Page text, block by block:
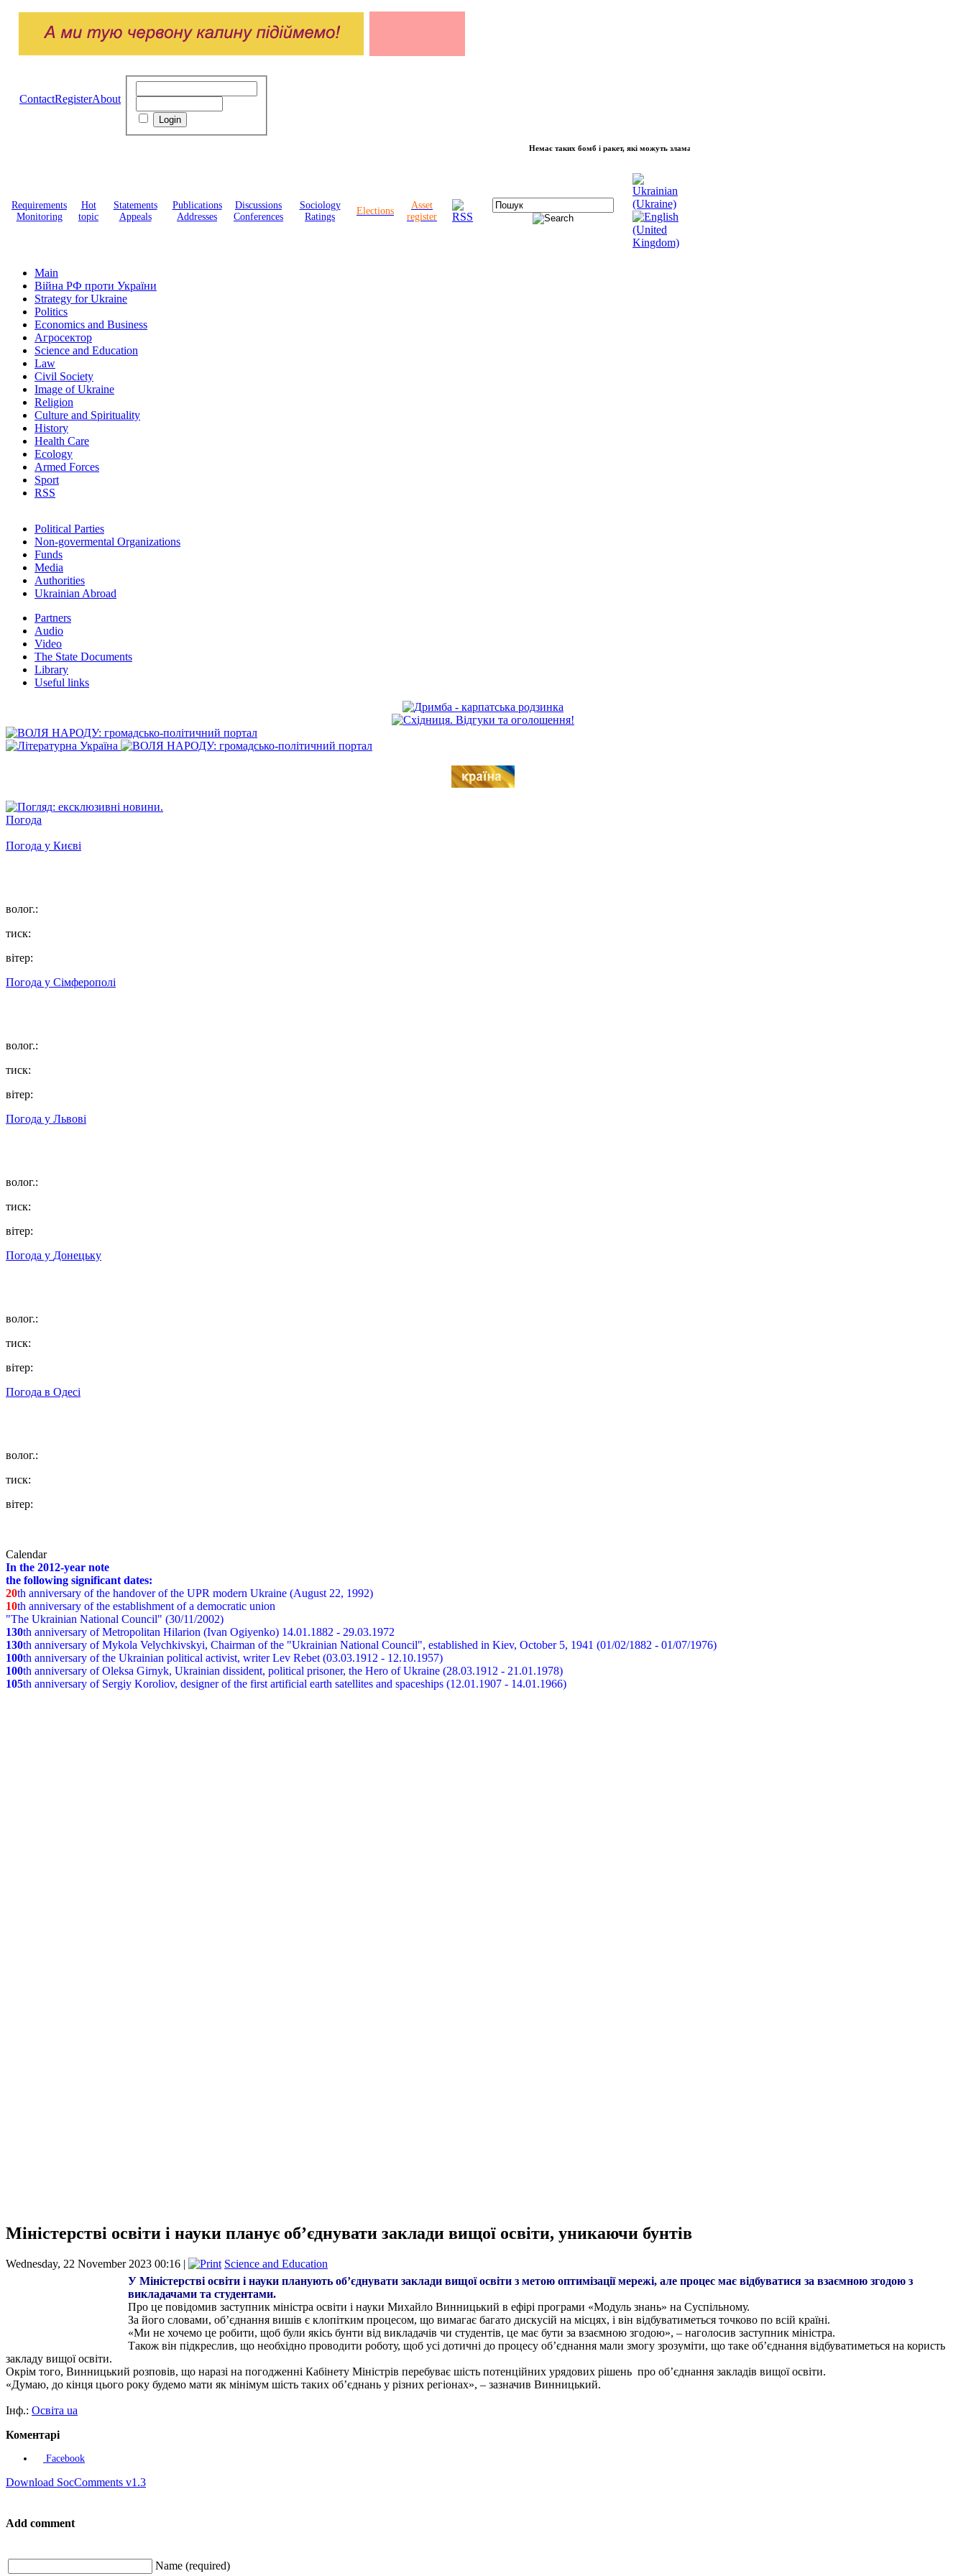
ContactRegisterAbout
Немає таких бомб і ракет, які можуть зламати волю народу, - Президент України Володимир Зеленський
Requirements
Monitoring
Hot
topic
Statements
Appeals
Publications
Addresses
Discussions
Conferences
Sociology
Ratings
Elections
Asset
register
Main
Війна РФ проти України
Strategy for Ukraine
Politics
Economics and Business
Агросектор
Science and Education
Law
Civil Society
Image of Ukraine
Religion
Culture and Spirituality
History
Health Care
Ecology
Armed Forces
Sport
RSS
Political Parties
Non-govermental Organizations
Funds
Мedia
Authorities
Ukrainian Abroad
Partners
Audio
Video
The State Documents
Library
Useful links
Погода
Погода у Києві
волог.:
тиск:
вітер:
Погода у Сімферополі
волог.:
тиск:
вітер:
Погода у Львові
волог.:
тиск:
вітер:
Погода у Донецьку
волог.:
тиск:
вітер:
Погода в Одесі
волог.:
тиск:
вітер:
Calendar
In the 2012-year note
the following significant dates:
20th anniversary of the handover of the UPR modern Ukraine (August 22, 1992)
10th anniversary of the establishment of a democratic union
"The Ukrainian National Council" (30/11/2002)
130th anniversary of Metropolitan Hilarion (Ivan Ogiyenko) 14.01.1882 - 29.03.1972
130th anniversary of Mykola Velychkivskyi, Chairman of the "Ukrainian National Council", established in Kiev, October 5, 1941 (01/02/1882 - 01/07/1976)
100th anniversary of the Ukrainian political activist, writer Lev Rebet (03.03.1912 - 12.10.1957)
100th anniversary of Oleksa Girnyk, Ukrainian dissident, political prisoner, the Hero of Ukraine (28.03.1912 - 21.01.1978)
105th anniversary of Sergiy Koroliov, designer of the first artificial earth satellites and spaceships (12.01.1907 - 14.01.1966)
Міністерстві освіти і науки планує об’єднувати заклади вищої освіти, уникаючи бунтів
Wednesday, 22 November 2023 00:16 |
Science and Education
У Міністерстві освіти і науки планують об’єднувати заклади вищої освіти з метою оптимізації мережі, але процес має відбуватися за взаємною згодою з
викладачами та студентами.
Про це повідомив заступник міністра освіти і науки Михайло Винницький в ефірі програми «Модуль знань» на Суспільному.
За його словами, об’єднання вишів є клопітким процесом, що вимагає багато дискусій на місцях, і він відбуватиметься точково по всій країні.
«Ми не хочемо це робити, щоб були якісь бунти від викладачів чи студентів, це має бути за взаємною згодою», – наголосив заступник міністра.
Також він підкреслив, що необхідно проводити роботу, щоб усі дотичні до процесу об’єднання мали змогу зрозуміти, що таке об’єднання відбуватиметься на користь
закладу вищої освіти.
Окрім того, Винницький розповів, що наразі на погодженні Кабінету Міністрів перебуває шість потенційних урядових рішень про об’єднання закладів вищої освіти.
«Думаю, до кінця цього року будемо мати як мінімум шість таких об’єднань у різних регіонах», – зазначив Винницький.
Інф.: Освіта ua
Коментарі
Facebook
Download SocComments v1.3
Add comment
Name (required)